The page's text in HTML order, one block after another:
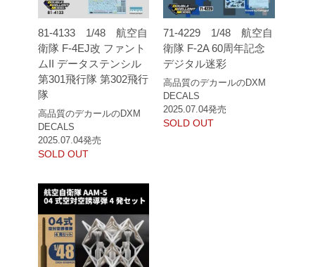
81-4133 1/48 航空自
衛隊 F-4EJ改 ファント
ムII データステンシル
第301飛行隊 第302飛行
隊
高品質のデカールのDXM
DECALS
2025.07.04発売
SOLD OUT
71-4229 1/48 航空自
衛隊 F-2A 60周年記念
デジタル迷彩
高品質のデカールのDXM
DECALS
2025.07.04発売
SOLD OUT